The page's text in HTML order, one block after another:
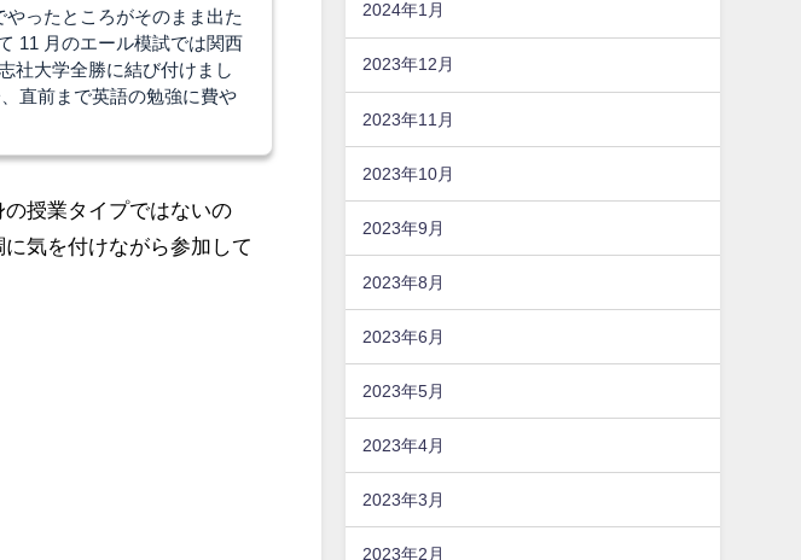
やったところがそのまま出た
11 月のエール模試では関西
社大学全勝に結び付けまし
直前まで英語の勉強に費や
授業タイプではないの
気を付けながら参加して
2024年1月
2023年12月
2023年11月
2023年10月
2023年9月
2023年8月
2023年6月
2023年5月
2023年4月
2023年3月
2023年2月